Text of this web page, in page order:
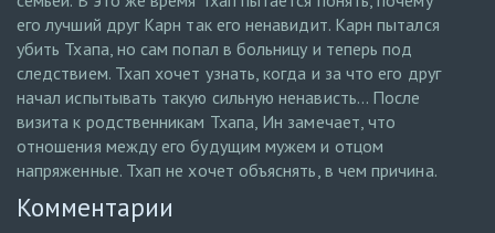
его лучший друг Карн так его ненавидит. Карн пытался
убить Тхапа, но сам попал в больницу и теперь под
следствием. Тхап хочет узнать, когда и за что его друг
начал испытывать такую сильную ненависть... После
визита к родственникам Тхапа, Ин замечает, что
отношения между его будущим мужем и отцом
напряженные. Тхап не хочет объяснять, в чем причина.
Комментарии